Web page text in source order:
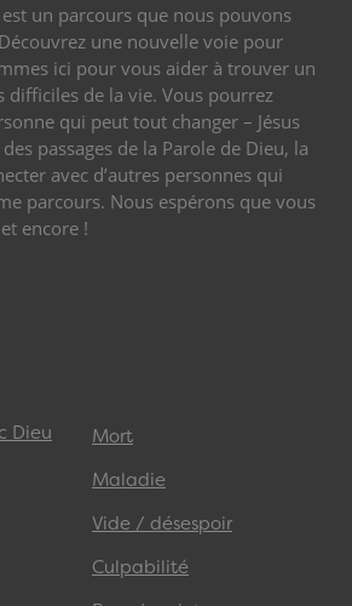
un parcours que nous pouvons
une nouvelle voie pour
ici pour vous aider à trouver un
difficiles de la vie. Vous pourrez
qui peut tout changer – Jésus
passages de la Parole de Dieu, la
avec d’autres personnes qui
parcours. Nous espérons que vous
encore !
Dieu
Mort
Maladie
Vide / désespoir
Culpabilité